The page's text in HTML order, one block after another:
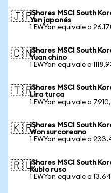
🇯🇵iShares MSCI South
Yen japonés
1 EWYon equivale a
🇨🇳iShares MSCI South
Yuan chino
1 EWYon equivale a
🇹🇷iShares MSCI South
Lira turca
1 EWYon equivale a
🇰🇷iShares MSCI South
Won surcoreano
1 EWYon equivale a
🇷🇺iShares MSCI South
Rublo ruso
1 EWYon equivale a